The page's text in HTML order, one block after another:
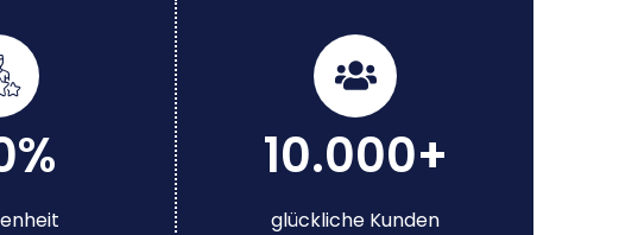
10.000+
glückliche Kunden